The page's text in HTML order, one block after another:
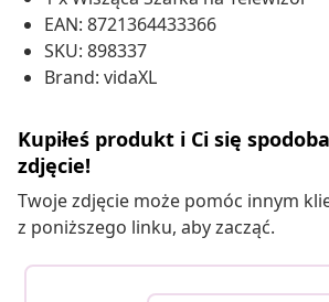
EAN: 8721364433366
SKU: 898337
Brand: vidaXL
Kupiłeś produkt i Ci się
zdjęcie!
Twoje zdjęcie może pomóc innym
z poniższego linku, aby zacząć.